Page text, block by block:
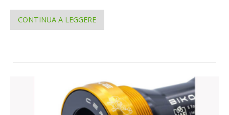
CONTINUA A LEGGERE